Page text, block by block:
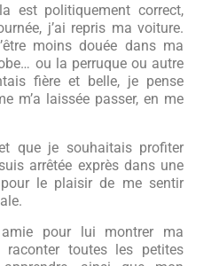
est politiquement correct,
j’ai repris ma voiture.
moins douée dans ma
ou la perruque ou autre
fière et belle, je pense
m’a laissée passer, en me
que je souhaitais profiter
arrêtée exprès dans une
le plaisir de me sentir
pour lui montrer ma
toutes les petites